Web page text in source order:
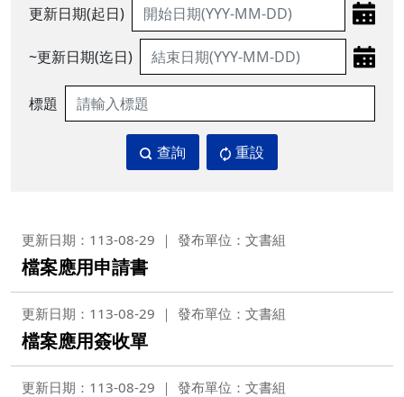
更新日期(起日)
~更新日期(迄日)
標題
查詢 重設
更新日期：113-08-29 發布單位：文書組
檔案應用申請書
更新日期：113-08-29 發布單位：文書組
檔案應用簽收單
更新日期：113-08-29 發布單位：文書組